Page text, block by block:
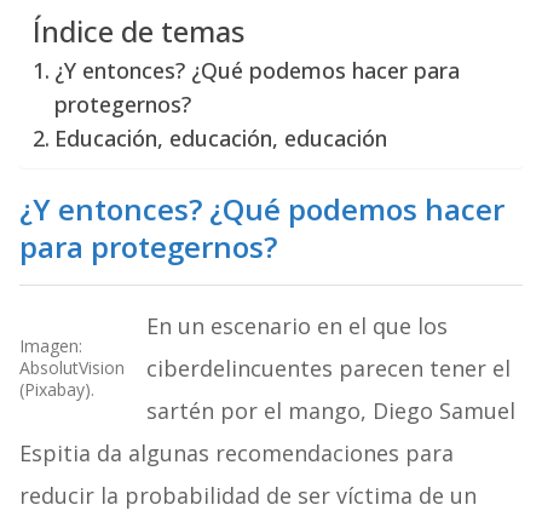
Índice de temas
¿Y entonces? ¿Qué podemos hacer para
protegernos?
Educación, educación, educación
¿Y entonces? ¿Qué podemos hacer
para protegernos?
Imagen:
AbsolutVision
(Pixabay).
En un escenario en el que los
ciberdelincuentes parecen tener el
sartén por el mango, Diego Samuel
Espitia da algunas recomendaciones para
reducir la probabilidad de ser víctima de un